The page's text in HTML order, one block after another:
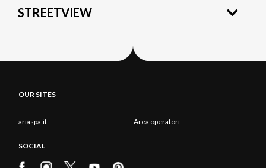
STREETVIEW
OUR SITES
ariaspa.it Area operatori
SOCIAL